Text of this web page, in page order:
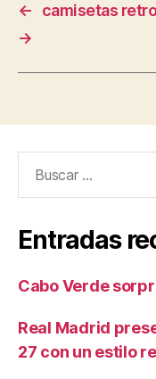
←
camisetas
→
Entradas
Cabo Verde
Real Madrid
27 con un estilo